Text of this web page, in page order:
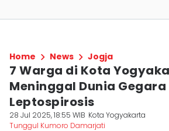
Home News Jogja
7 Warga di Kota
Meninggal Dunia Gegara
Leptospirosis
28 Jul 2025, 18:55 WIB Kota Yogyakarta
Tunggul Kumoro Damarjati